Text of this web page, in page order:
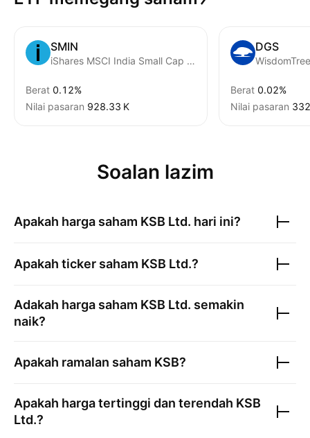
SMIN
iShares MSCI India Small Cap ETF
Berat 0.12%
Nilai pasaran ‪928.33 K‬
DGS
Berat 0.02%
Nilai pasaran
Soalan lazim
Apakah harga saham KSB Ltd. hari ini?
Apakah ticker saham KSB Ltd.?
Adakah harga saham KSB Ltd. semakin
naik?
Apakah ramalan saham KSB?
Apakah harga tertinggi dan terendah KSB
Ltd.?